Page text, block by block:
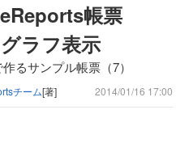
帳票
グラフ表示
るサンプル帳票（7）
チーム[著] 2014/01/16 17:00